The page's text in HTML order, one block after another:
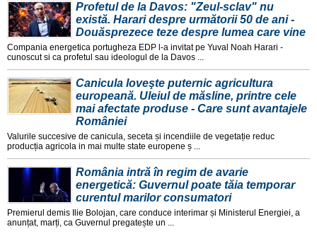
Profetul de la Davos: "Zeul-sclav" nu
există. Harari despre următorii 50 de ani -
Douăsprezece teze despre lumea care vine
Compania energetica portugheza EDP l-a invitat pe Yuval Noah Harari -
cunoscut si ca profetul sau ideologul de la Davos ...
Canicula loveşte puternic agricultura
europeană. Uleiul de măsline, printre cele
mai afectate produse - Care sunt avantajele
României
Valurile succesive de canicula, seceta și incendiile de vegetație reduc
producția agricola in mai multe state europene ș ...
România intră în regim de avarie
energetică: Guvernul poate tăia temporar
curentul marilor consumatori
Premierul demis Ilie Bolojan, care conduce interimar și Ministerul Energiei, a
anunțat, marți, ca Guvernul pregatește un ...